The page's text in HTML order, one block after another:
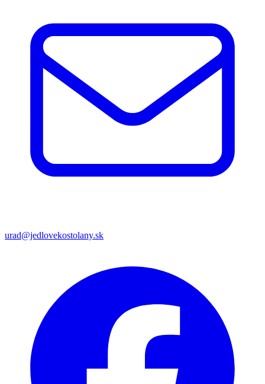
urad@jedlovekostolany.sk